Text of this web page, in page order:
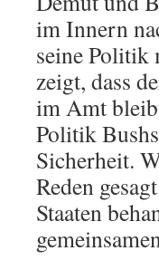
im Innern
seine Politik
zeigt, dass
im Amt
Politik
Sicherheit.
Reden
Staaten